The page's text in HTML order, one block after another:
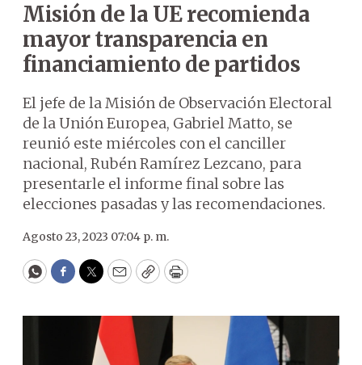
Misión de la UE recomienda
mayor transparencia en
financiamiento de partidos
El jefe de la Misión de Observación Electoral
de la Unión Europea, Gabriel Matto, se
reunió este miércoles con el canciller
nacional, Rubén Ramírez Lezcano, para
presentarle el informe final sobre las
elecciones pasadas y las recomendaciones.
Agosto 23, 2023 07:04 p. m.
WhatsApp
Facebook
Twitter
EmailCopyPrint